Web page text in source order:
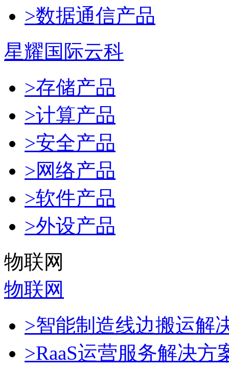
>数据通信产品
星耀国际云科
>存储产品
>计算产品
>安全产品
>网络产品
>软件产品
>外设产品
物联网
物联网
>智能制造线边搬运解
>RaaS运营服务解决方